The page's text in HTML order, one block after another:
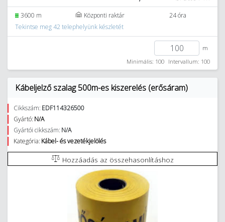
3600 m Központi raktár
24 óra
Tekintse meg 42 telephelyünk készletét
m
Minimális: 100 Intervallum: 100
Kábeljelző szalag 500m-es kiszerelés (erősáram)
Cikkszám: EDF114326500
Gyártó: N/A
Gyártói cikkszám: N/A
Kategória: Kábel- és vezetékjelölés
Hozzáadás az összehasonlításhoz